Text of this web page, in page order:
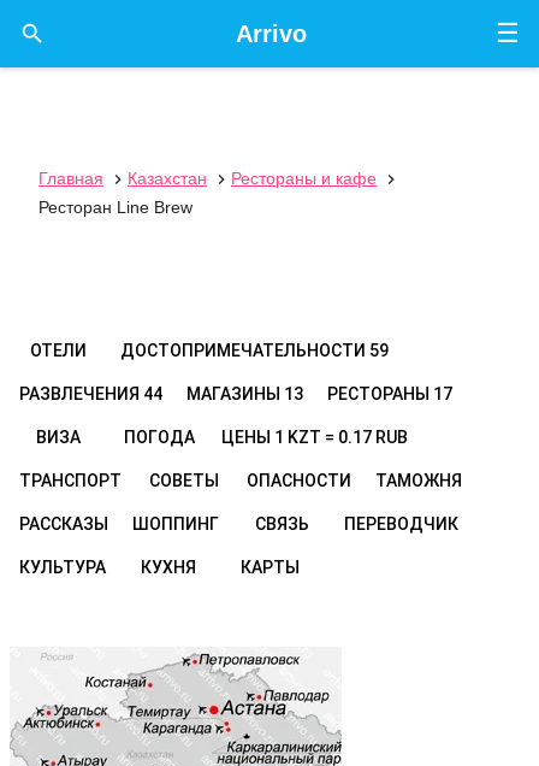
☰
Arrivo

Главная  Казахстан  Рестораны и кафе

Ресторан Line Brew
ОТЕЛИ ДОСТОПРИМЕЧАТЕЛЬНОСТИ 59
РАЗВЛЕЧЕНИЯ 44 МАГАЗИНЫ 13 РЕСТОРАНЫ 17
ВИЗА ПОГОДА ЦЕНЫ 1 KZT = 0.17 RUB
ТРАНСПОРТ СОВЕТЫ ОПАСНОСТИ ТАМОЖНЯ
РАССКАЗЫ ШОППИНГ СВЯЗЬ ПЕРЕВОДЧИК
КУЛЬТУРА КУХНЯ КАРТЫ